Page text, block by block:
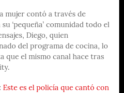
mujer contó a través de
‘pequeña’ comunidad todo el
Diego, quien
del programa de cocina, lo
que el mismo canal hace tras
Este es el policía que cantó con